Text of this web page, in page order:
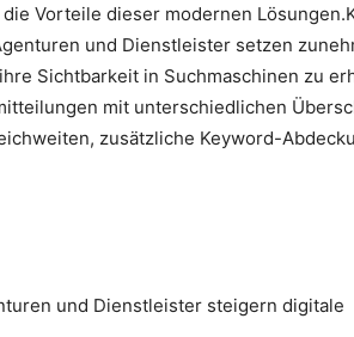
Vorteile dieser modernen
und Dienstleister setzen
Sichtbarkeit in Suchmaschinen zu
mit unterschiedlichen
zusätzliche Keyword-